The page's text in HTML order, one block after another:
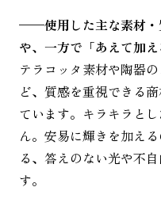
——使用した主な素材
や、一方で「あえて加
テラコッタ素材や陶器
ど、質感を重視できる
ています。キラキラと
ん。安易に輝きを加え
る、答えのない光や不
す。